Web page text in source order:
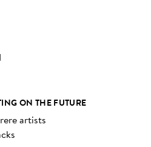
ON THE FUTURE
artists